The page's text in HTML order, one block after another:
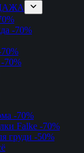
-70%
-70%
-70%
Falke -70%
груди -50%